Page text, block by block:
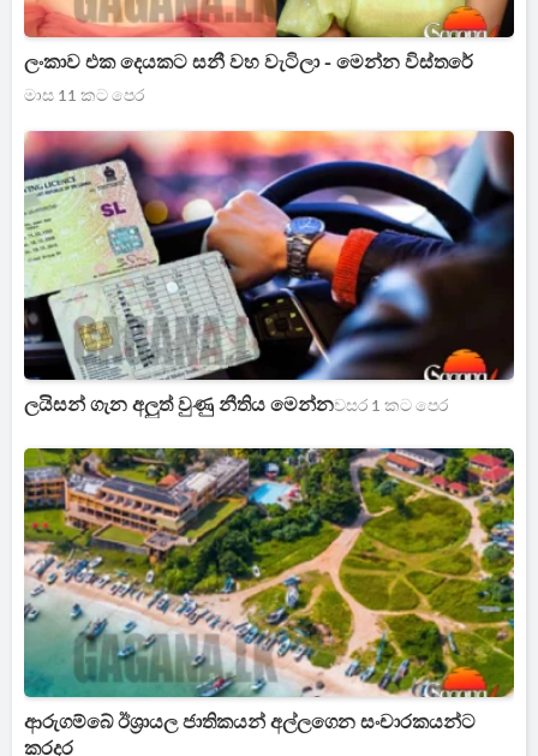
ලංකාව එක දෙයකට සනී වහ වැටිලා - මෙන්න විස්තරේ
මාස 11 කට පෙර
ලයිසන් ගැන අලුත් වුණු නීතිය මෙන්නවසර 1 කට පෙර
ආරුගම්බේ ඊශ්‍රායල ජාතිකයන් අල්ලගෙන සංචාරකයන්ට
කරදර